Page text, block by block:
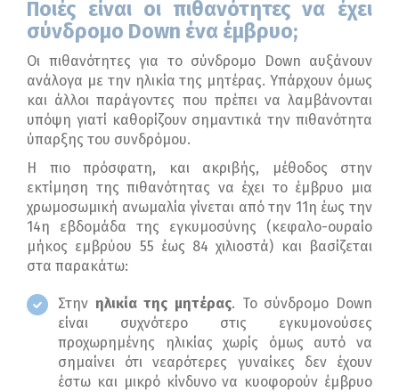
Ποιές είναι οι πιθανότητεςνα έχει
σύνδρομο Down ένα έμβρυο;
Οι πιθανότητες για το σύνδρομο Down αυξάνουν
ανάλογα με την ηλικία της μητέρας. Υπάρχουν όμως
και άλλοι παράγοντες που πρέπει να λαμβάνονται
υπόψη γιατί καθορίζουν σημαντικά την πιθανότητα
ύπαρξης του συνδρόμου.
Η πιο πρόσφατη, και ακριβής, μέθοδος στην
εκτίμηση της πιθανότητας να έχει το έμβρυο μια
χρωμοσωμική ανωμαλία γίνεται από την 11η έως την
14η εβδομάδα της εγκυμοσύνης (κεφαλο-ουραίο
μήκος εμβρύου 55 έως 84 χιλιοστά) και βασίζεται
στα παρακάτω:
Στην ηλικία της μητέρας. Το σύνδρομο Down
είναι συχνότερο στις εγκυμονούσες
προχωρημένης ηλικίας χωρίς όμως αυτό να
σημαίνει ότι νεαρότερες γυναίκες δεν έχουν
έστω και μικρό κίνδυνο να κυοφορούν έμβρυο